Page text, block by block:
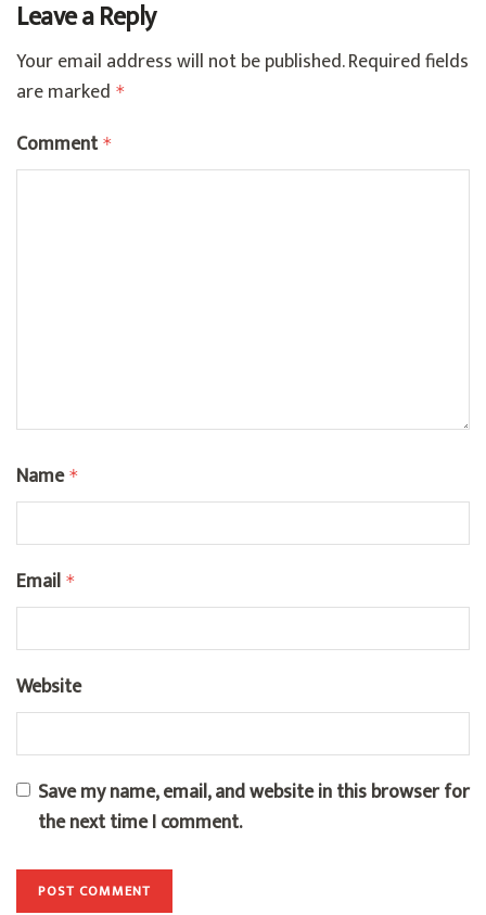
Leave a Reply
Your email address will not be published.Required fields
are marked *
Comment *
Name *
Email *
Website
Save my name, email, and website in this browser for
the next time I comment.